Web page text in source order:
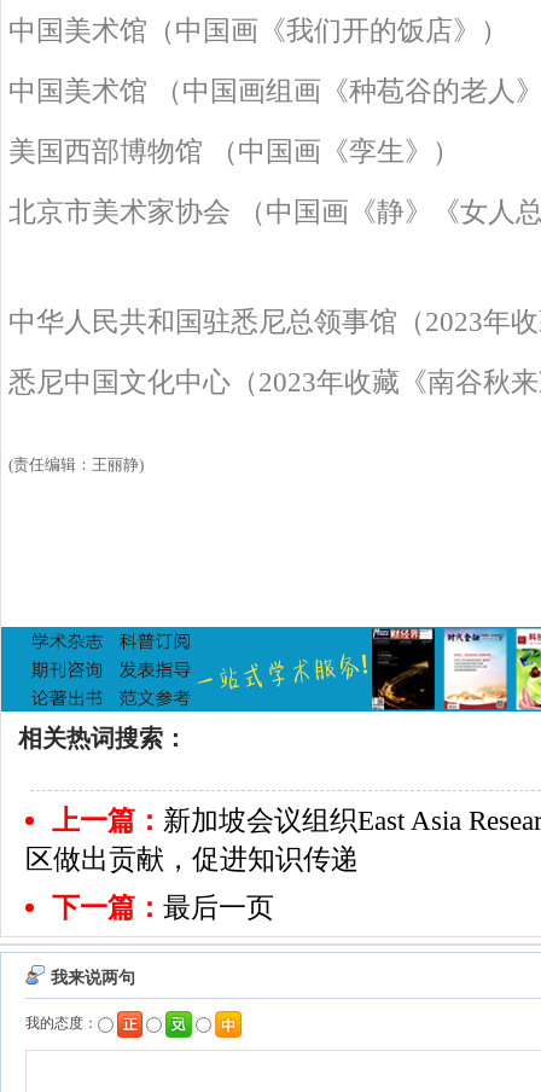
中国美术馆（中国画《我们开的饭店》）
中国美术馆 （中国画组画《种苞谷的老人
美国西部博物馆 （中国画《孪生》）
北京市美术家协会 （中国画《静》《女人
中华人民共和国驻悉尼总领事馆（2023年
悉尼中国文化中心（2023年收藏《南谷秋
(责任编辑：王丽静)
相关热词搜索：
上一篇： 新加坡会议组织East Asia
区做出贡献，促进知识传递
下一篇： 最后一页